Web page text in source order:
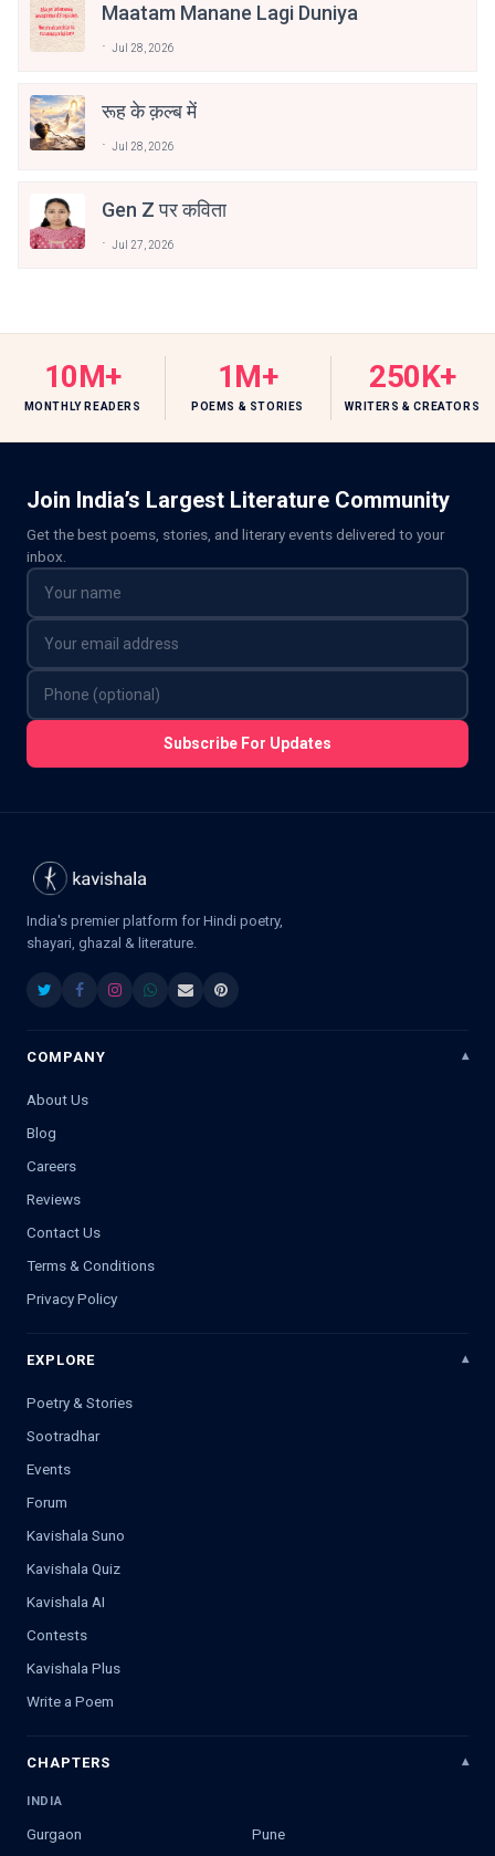
Maatam Manane Lagi Duniya
Jul 28, 2026
रूह के क़ल्ब में
Jul 28, 2026
Gen Z पर कविता
Jul 27, 2026
10M+
MONTHLY READERS
1M+
POEMS & STORIES
250K+
WRITERS & CREATORS
Join India’s Largest Literature Community
Get the best poems, stories, and literary events delivered to your
inbox.
Subscribe For Updates
India's premier platform for Hindi poetry,
shayari, ghazal & literature.
COMPANY
About Us
Blog
Careers
Reviews
Contact Us
Terms & Conditions
Privacy Policy
EXPLORE
Poetry & Stories
Sootradhar
Events
Forum
Kavishala Suno
Kavishala Quiz
Kavishala AI
Contests
Kavishala Plus
Write a Poem
CHAPTERS
INDIA
Gurgaon Pune